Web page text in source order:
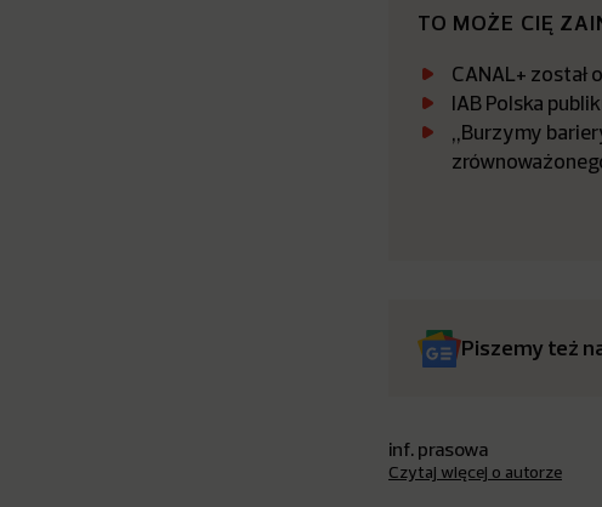
TO MOŻE CIĘ
CANAL+
IAB Polska
„Burzymy
Piszemy też
inf. prasowa
Czytaj więcej o autorze